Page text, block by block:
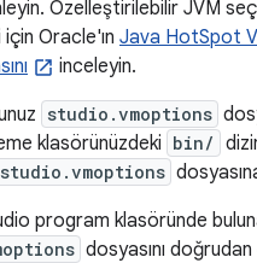
Özelleştirilebilir JVM
Oracle'ın Java HotSpot
inceleyin.
studio.vmoptions
klasörünüzdeki bin/
studio.vmoptions
program klasöründe
dosyasını